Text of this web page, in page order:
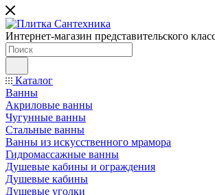
Интернет-магазин представительского
Каталог
Ванны
Акриловые ванны
Чугунные ванны
Стальные ванны
Ванны из искусственного мрамора
Гидромассажные ванны
Душевые кабины и ограждения
Душевые кабины
Душевые уголки